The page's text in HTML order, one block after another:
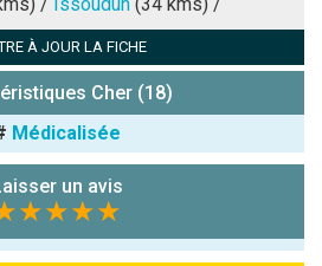
À JOUR LA FICHE
Cher (18)
Médicalisée
un avis